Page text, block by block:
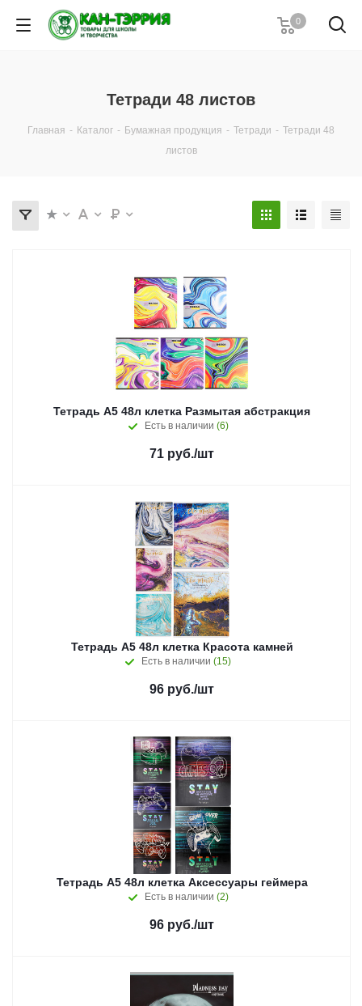
0
Тетради 48 листов
Главная - Каталог - Бумажная продукция - Тетради - Тетради 48
листов
Тетрадь А5 48л клетка Размытая абстракция
Есть в наличии (6)
71 руб./шт
Тетрадь А5 48л клетка Красота камней
Есть в наличии (15)
96 руб./шт
Тетрадь А5 48л клетка Аксессуары геймера
Есть в наличии (2)
96 руб./шт